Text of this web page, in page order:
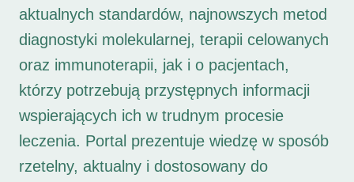
aktualnych standardów, najnowszych metod
diagnostyki molekularnej, terapii celowanych
oraz immunoterapii, jak i o pacjentach,
którzy potrzebują przystępnych informacji
wspierających ich w trudnym procesie
leczenia. Portal prezentuje wiedzę w sposób
rzetelny, aktualny i dostosowany do